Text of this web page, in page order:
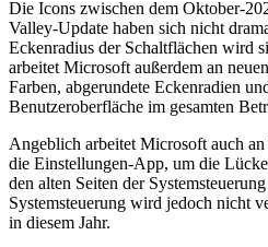
Die Icons zwischen dem Oktober-
Valley-Update haben sich nicht
Eckenradius der Schaltflächen wird
arbeitet Microsoft außerdem an
Farben, abgerundete Eckenradien
Benutzeroberfläche im gesamten
Angeblich arbeitet Microsoft auch
die Einstellungen-App, um die
den alten Seiten der
Systemsteuerung wird jedoch nicht
in diesem Jahr.